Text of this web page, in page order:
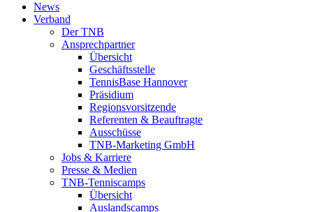
News
Verband
Der TNB
Ansprechpartner
Übersicht
Geschäftsstelle
TennisBase Hannover
Präsidium
Regionsvorsitzende
Referenten & Beauftragte
Ausschüsse
TNB-Marketing GmbH
Jobs & Karriere
Presse & Medien
TNB-Tenniscamps
Übersicht
Auslandscamps